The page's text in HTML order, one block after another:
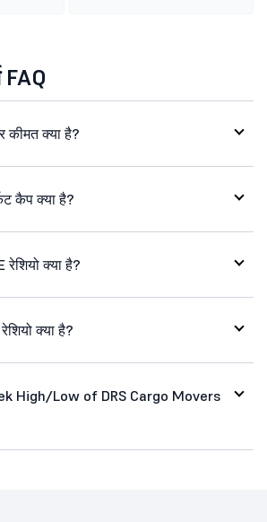
FAQ
कीमत क्या है?
कैप क्या है?
रेशियो क्या है?
क्या है?
High/Low of DRS Cargo Movers